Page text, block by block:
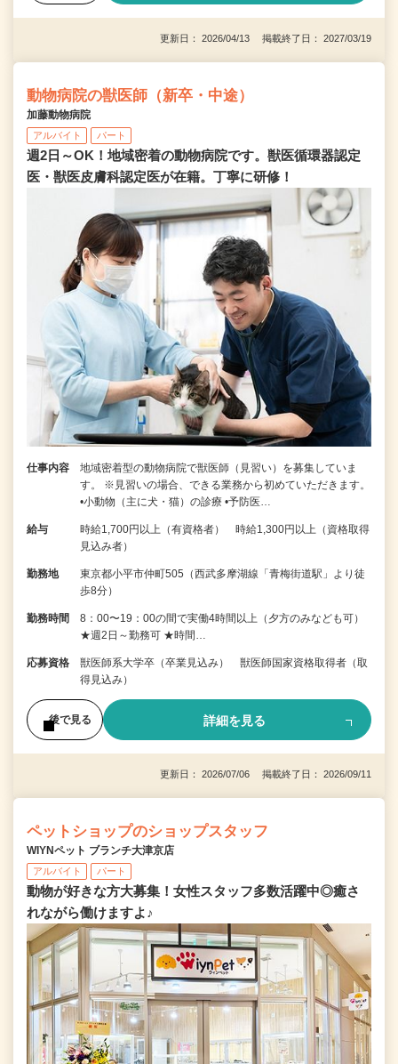
更新日： 2026/04/13 掲載終了日： 2027/03/19
動物病院の獣医師（新卒・中途）
加藤動物病院
アルバイト パート
週2日～OK！地域密着の動物病院です。獣医循環器認定
医・獣医皮膚科認定医が在籍。丁寧に研修！
仕事内容
地域密着型の動物病院で獣医師（見習い）を募集していま
す。 ※見習いの場合、できる業務から初めていただきます。
•小動物（主に犬・猫）の診療 •予防医…
給与
時給1,700円以上（有資格者） 時給1,300円以上（資格取得
見込み者）
勤務地
東京都小平市仲町505（西武多摩湖線「青梅街道駅」より徒
歩8分）
勤務時間
8：00〜19：00の間で実働4時間以上（夕方のみなども可）
★週2日～勤務可 ★時間…
応募資格
獣医師系大学卒（卒業見込み） 獣医師国家資格取得者（取
得見込み）
後で見る 詳細を見る
更新日： 2026/07/06 掲載終了日： 2026/09/11
ペットショップのショップスタッフ
WIYNペット ブランチ大津京店
アルバイト パート
動物が好きな方大募集！女性スタッフ多数活躍中◎癒さ
れながら働けますよ♪